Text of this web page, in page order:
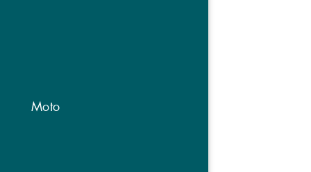
Moto